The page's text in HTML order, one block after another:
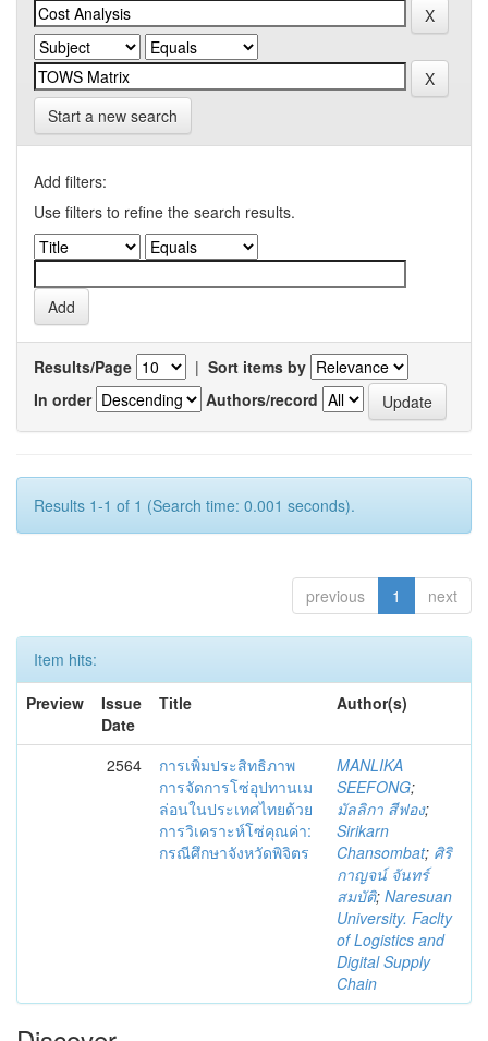
Start a new search
Add filters:
Use filters to refine the search results.
Results/Page | Sort items by
In order
Authors/record
Results 1-1 of 1 (Search time: 0.001 seconds).
previous 1 next
Item hits:
Preview
Issue
Date
Title Author(s)
2564
การเพิ่มประสิทธิภาพ
การจัดการโซ่อุปทานเม
ล่อนในประเทศไทยด้วย
การวิเคราะห์โซ่คุณค่า:
กรณีศึกษาจังหวัดพิจิตร
MANLIKA
SEEFONG;
มัลลิกา สีฟอง;
Sirikarn
Chansombat; ศิริ
กาญจน์ จันทร์
สมบัติ; Naresuan
University. Faclty
of Logistics and
Digital Supply
Chain